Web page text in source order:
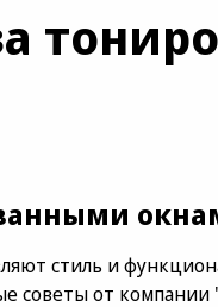
стиль и
советы от